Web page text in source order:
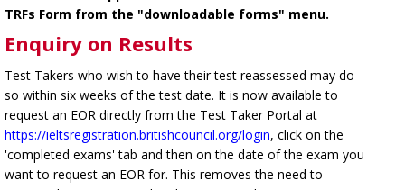
TRFs Form from the "downloadable forms" menu.
Enquiry on Results
Test Takers who wish to have their test reassessed may do
so within six weeks of the test date. It is now available to
request an EOR directly from the Test Taker Portal at
https://ieltsregistration.britishcouncil.org/login, click on the
'completed exams' tab and then on the date of the exam you
want to request an EOR for. This removes the need to